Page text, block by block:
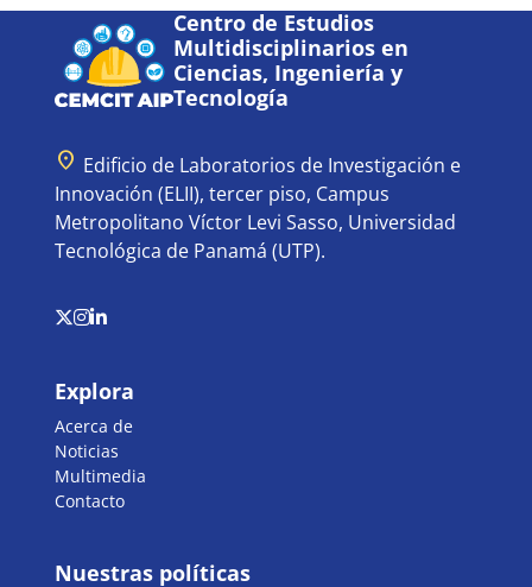
Centro de Estudios
Multidisciplinarios en
Ciencias, Ingeniería y
Tecnología
location_on Edificio de Laboratorios de Investigación e
Innovación (ELII), tercer piso, Campus
Metropolitano Víctor Levi Sasso, Universidad
Tecnológica de Panamá (UTP).
Explora
Acerca de
Noticias
Multimedia
Contacto
Nuestras políticas